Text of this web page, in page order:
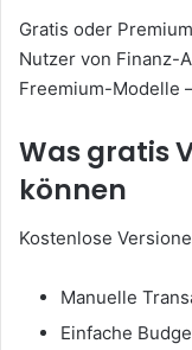
Gratis oder
Nutzer von Finanz-
Freemium-Modelle
Was gratis
können
Kostenlose
Manuelle
Einfache